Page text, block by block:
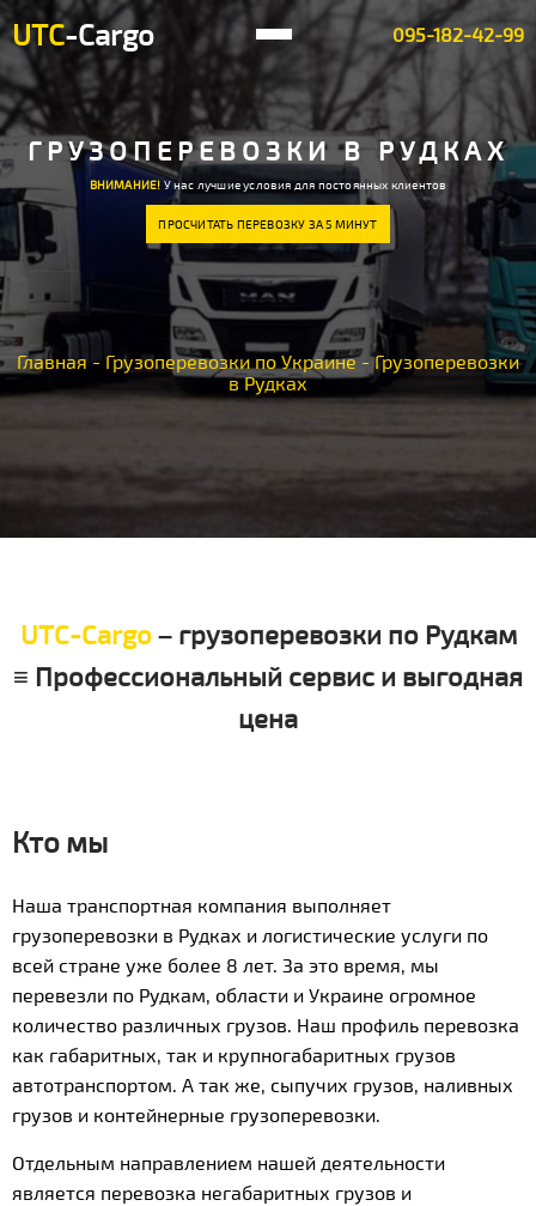
UTC-Cargo 095-182-42-99
ГРУЗОПЕРЕВОЗКИ В РУДКАХ
ВНИМАНИЕ! У нас лучшие условия для постоянных клиентов
ПРОСЧИТАТЬ ПЕРЕВОЗКУ ЗА 5 МИНУТ
Главная- Грузоперевозки по Украине-Грузоперевозки
в Рудках
UTC-Cargo– грузоперевозки по Рудкам
≡ Профессиональный сервис и выгодная
цена
Кто мы
Наша транспортная компания выполняет
грузоперевозки в Рудках и логистические услуги по
всей стране уже более 8 лет. За это время, мы
перевезли по Рудкам, области и Украине огромное
количество различных грузов. Наш профиль перевозка
как габаритных, так и крупногабаритных грузов
автотранспортом. А так же, сыпучих грузов, наливных
грузов и контейнерные грузоперевозки.
Отдельным направлением нашей деятельности
является перевозка негабаритных грузов и